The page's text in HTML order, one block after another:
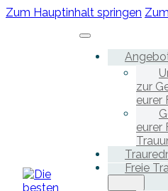
Zum Hauptinhalt springen
zur
eurer
eurer
Freie